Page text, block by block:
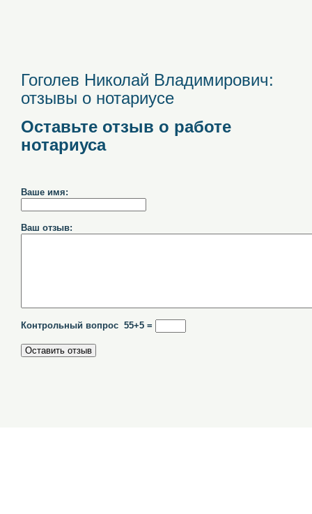
Гоголев Николай Владимирович:
отзывы о нотариусе
Оставьте отзыв о работе
нотариуса
Ваше имя:
Ваш отзыв:
Контрольный вопрос 55+5 =